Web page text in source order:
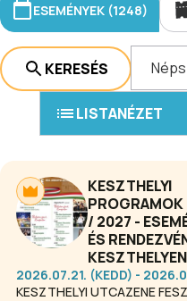
ESEMÉNYEK (1248)
KERESÉS
LISTANÉZET
KESZTHELYI
/ 2027 -
ÉS
KESZTHELYEN
2026.07.21. (KEDD) -
KESZTHELYI UTCAZENE